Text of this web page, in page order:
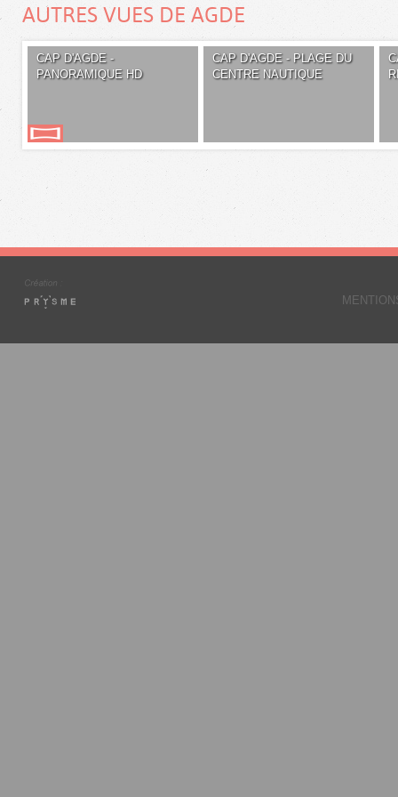
AUTRES VUES DE AGDE
CAP D'AGDE -
PANORAMIQUE HD
CAP D'AGDE - PLAGE DU
CENTRE NAUTIQUE